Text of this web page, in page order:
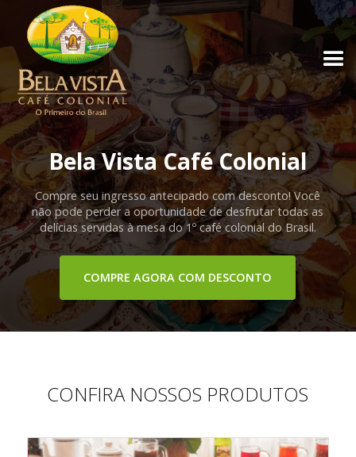
Bela Vista Café Colonial
Compre seu ingresso antecipado com desconto! Você
não pode perder a oportunidade de desfrutar todas as
delícias servidas à mesa do 1º café colonial do Brasil.
COMPRE AGORA COM DESCONTO
CONFIRA NOSSOS PRODUTOS